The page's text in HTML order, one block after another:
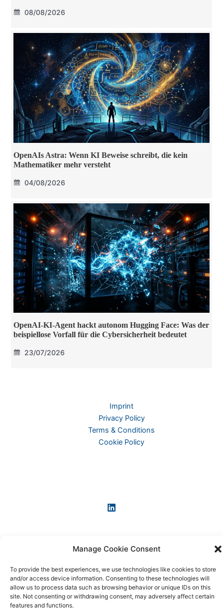
Manage Cookie Consent
To provide the best experiences, we use technologies like cookies to store
and/or access device information. Consenting to these technologies will
allow us to process data such as browsing behavior or unique IDs on this
site. Not consenting or withdrawing consent, may adversely affect certain
features and functions.
08/08/2026
OpenAIs Astra: Wenn KI Beweise schreibt, die kein
Mathematiker mehr versteht
04/08/2026
OpenAI-KI-Agent hackt autonom Hugging Face: Was der
beispiellose Vorfall für die Cybersicherheit bedeutet
23/07/2026
Imprint
Privacy Policy
Terms & Conditions
Cookie Policy
praxisnah erklärt